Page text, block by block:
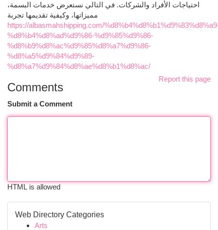
احتياجات الأفراد والشركات. في التالي نستعرض خدمات البسمة،
مميزاتها، وكيفية تقديمها تجربة
https://albasmahshipping.com/
%d8%b4%d8%ad%d9%86-%d9%85%d9%86-
%d8%b9%d8%ac%d9%85%d8%a7%d9%86-
%d8%a5%d9%84%d9%89-
%d8%a7%d9%84%d8%ae%d8%b1%d8%ac/
Report this page
Comments
Submit a Comment
HTML is allowed
Web Directory Categories
Arts